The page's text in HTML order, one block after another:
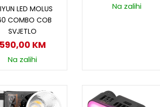
LED MOLUS
COMBO COB
SVJETLO
KM
Na zalihi
Na zalihi